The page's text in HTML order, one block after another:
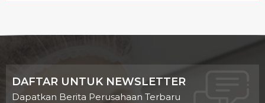
DAFTAR UNTUK NEWSLETTER
Dapatkan Berita Perusahaan Terbaru